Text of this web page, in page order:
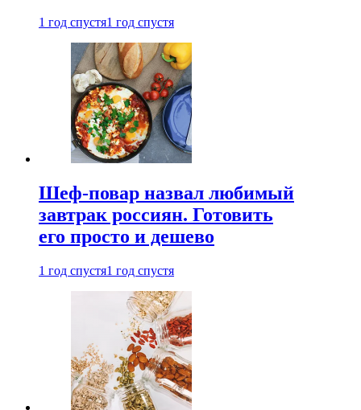
1 год спустя1 год спустя
Шеф-повар назвал любимый
завтрак россиян. Готовить
его просто и дешево
1 год спустя1 год спустя